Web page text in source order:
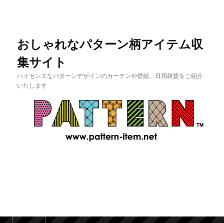
おしゃれなパターン柄アイテム収
集サイト
ハイセンスなパターンデザインのカーテンや壁紙、日用雑貨をご紹介
いたします